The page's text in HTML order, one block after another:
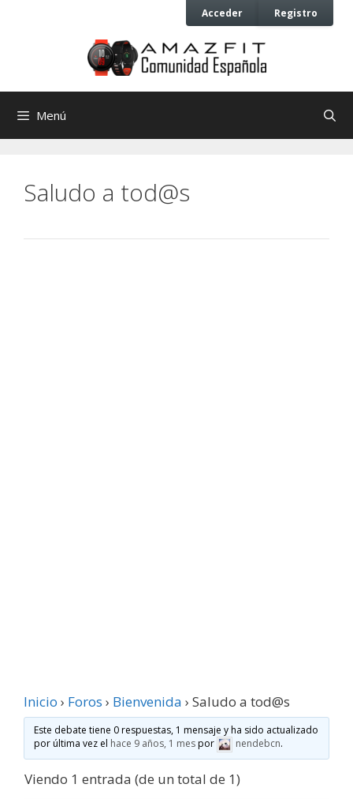
Acceder Registro
Menú
Saludo a tod@s
Inicio › Foros › Bienvenida › Saludo a tod@s
Este debate tiene 0 respuestas, 1 mensaje y ha sido actualizado
por última vez el hace 9 años, 1 mespor nendebcn.
Viendo 1 entrada (de un total de 1)